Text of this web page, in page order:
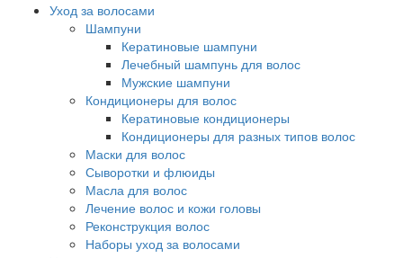
Уход за волосами
Шампуни
Кератиновые шампуни
Лечебный шампунь для волос
Мужские шампуни
Кондиционеры для волос
Кератиновые кондиционеры
Кондиционеры для разных типов волос
Маски для волос
Сыворотки и флюиды
Масла для волос
Лечение волос и кожи головы
Реконструкция волос
Наборы уход за волосами